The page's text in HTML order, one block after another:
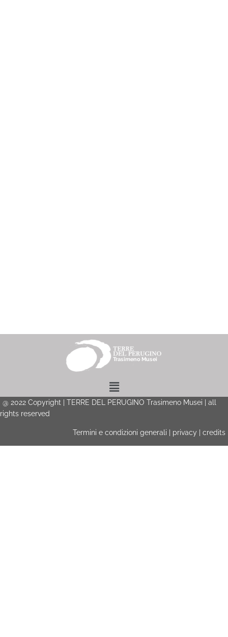
Menu
@ 2022 Copyright | TERRE DEL PERUGINO Trasimeno Musei | all
rights reserved
Termini e condizioni generali privacy credits